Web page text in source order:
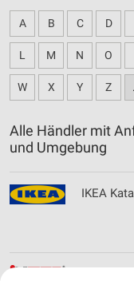
A B C D
L M N O
W X Y Z
Alle Händler mit
und Umgebung
IKEA